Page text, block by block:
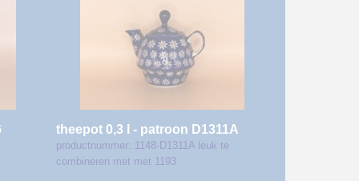
theepot 0,3 l - patroon D1311A
productnummer: 1148-D1311A leuk te
combineren met met 1193